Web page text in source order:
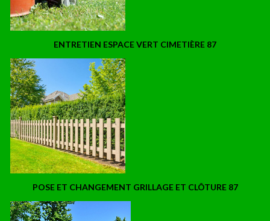
ENTRETIEN ESPACE VERT CIMETIÈRE 87
POSE ET CHANGEMENT GRILLAGE ET CLÔTURE 87